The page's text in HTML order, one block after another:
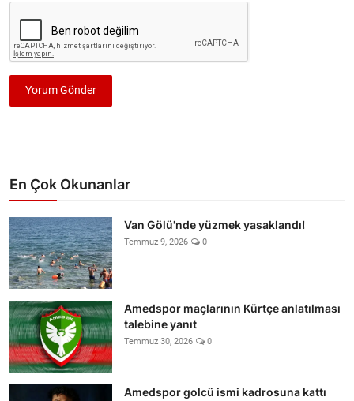
Yorum Gönder
En Çok Okunanlar
Van Gölü'nde yüzmek yasaklandı!
Temmuz 9, 2026 0
Amedspor maçlarının Kürtçe anlatılması
talebine yanıt
Temmuz 30, 2026 0
Amedspor golcü ismi kadrosuna kattı